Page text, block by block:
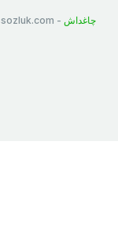
- چاغداش